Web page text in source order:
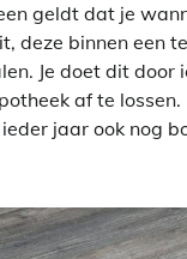
geldt dat je
deze binnen een
Je doet dit door
af te lossen.
jaar ook nog